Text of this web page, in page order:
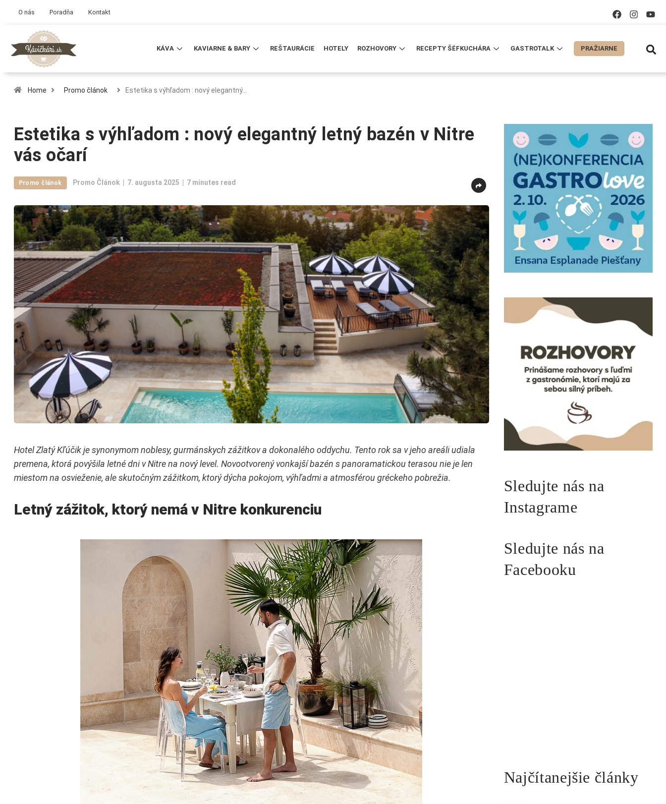
O nás Poradňa Kontakt
KÁVA KAVIARNE & BARY REŠTAURÁCIE HOTELY ROZHOVORY RECEPTY ŠÉFKUCHÁRA GASTROTALK PRAŽIARNE
Home Promo článok Estetika s výhľadom : nový elegantný…
Estetika s výhľadom : nový elegantný letný bazén v Nitre
vás očarí
Promo článok Promo Článok 7. augusta 2025 7 minutes read
Hotel Zlatý Kľúčik je synonymom noblesy, gurmánskych zážitkov a dokonalého oddychu. Tento rok sa v jeho areáli udiala
premena, ktorá povýšila letné dni v Nitre na nový level. Novootvorený vonkajší bazén s panoramatickou terasou nie je len
miestom na osvieženie, ale skutočným zážitkom, ktorý dýcha pokojom, výhľadmi a atmosférou gréckeho pobrežia.
Letný zážitok, ktorý nemá v Nitre konkurenciu
Sledujte nás na
Instagrame
Sledujte nás na
Facebooku
Najčítanejšie články